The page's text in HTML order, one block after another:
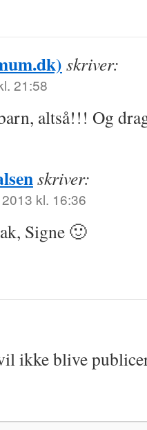
skriver:
21:58
altså!!! Og
skriver:
kl. 16:36
Signe 🙂
ikke blive